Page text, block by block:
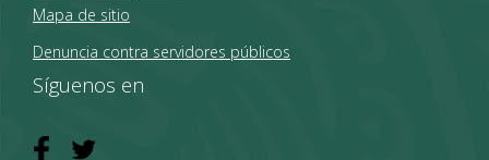
Mapa de sitio
Denuncia contra servidores públicos
Síguenos en